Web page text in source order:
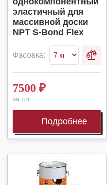
эластичный для
массивной доски
NPT S-Bond Flex
Фасовка:
7500 ₽
за шт.
Подробнее